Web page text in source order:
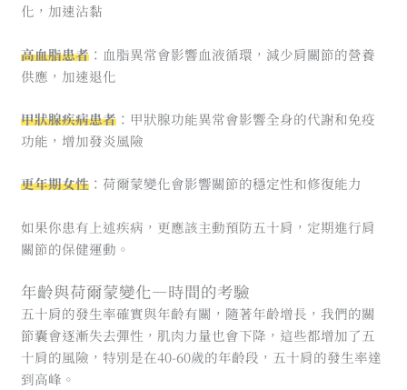
化，加速沾黏
高血脂患者：血脂異常會影響血液循環，減少肩關節的營養
供應，加速退化
甲狀腺疾病患者：甲狀腺功能異常會影響全身的代謝和免疫
功能，增加發炎風險
更年期女性：荷爾蒙變化會影響關節的穩定性和修復能力
如果你患有上述疾病，更應該主動預防五十肩，定期進行肩
關節的保健運動。
年齡與荷爾蒙變化—時間的考驗
五十肩的發生率確實與年齡有關，隨著年齡增長，我們的關
節囊會逐漸失去彈性，肌肉力量也會下降，這些都增加了五
十肩的風險，特別是在40-60歲的年齡段，五十肩的發生率達
到高峰。